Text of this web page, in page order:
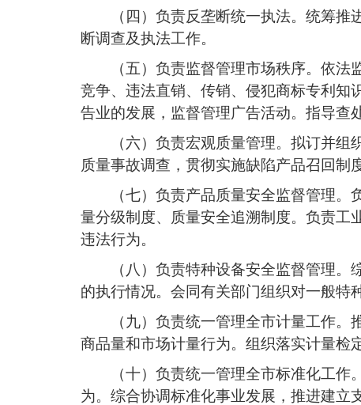
（四）负责反垄断统一执法。统筹
断调查及执法工作。
（五）负责监督管理市场秩序。依
竞争、违法直销、传销、侵犯商标专利知
告业的发展，监督管理广告活动。指导查
（六）负责宏观质量管理。拟订并
质量事故调查，贯彻实施缺陷产品召回制
（七）负责产品质量安全监督管理
量分级制度、质量安全追溯制度。负责工
违法行为。
（八）负责特种设备安全监督管理
的执行情况。会同有关部门组织对一般特
（九）负责统一管理全市计量工作
商品量和市场计量行为。组织落实计量检
（十）负责统一管理全市标准化工
为。综合协调标准化事业发展，推进建立